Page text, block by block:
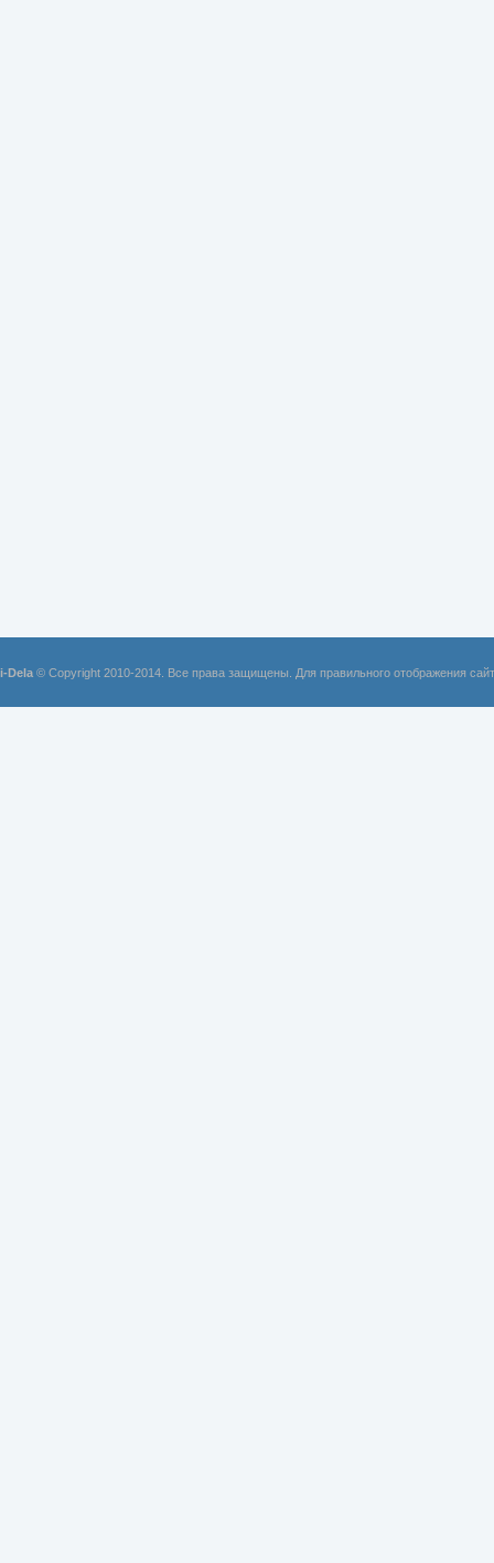
i-Dela © Copyright 2010-2014. Все права защищены. Для правильного отображения